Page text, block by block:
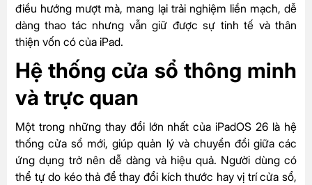
điều hướng mượt mà, mang lại trải nghiệm liền mạch, dễ
dàng thao tác nhưng vẫn giữ được sự tinh tế và thân
thiện vốn có của iPad.
Hệ thống cửa sổ thông minh
và trực quan
Một trong những thay đổi lớn nhất của iPadOS 26 là hệ
thống cửa sổ mới, giúp quản lý và chuyển đổi giữa các
ứng dụng trở nên dễ dàng và hiệu quả. Người dùng có
thể tự do kéo thả để thay đổi kích thước hay vị trí cửa sổ,